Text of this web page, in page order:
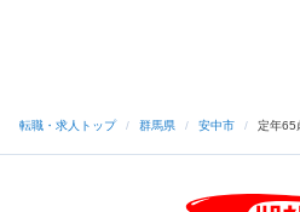
転職・求人トップ / 群馬県 / 安中市 / 定年65